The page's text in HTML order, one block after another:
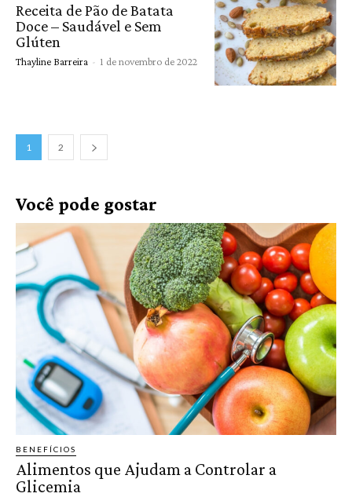
Receita de Pão de Batata
Doce – Saudável e Sem
Glúten
Thayline Barreira - 1 de novembro de 2022
1 2
Você pode gostar
BENEFÍCIOS
Alimentos que Ajudam a Controlar a
Glicemia